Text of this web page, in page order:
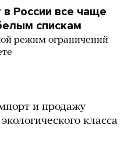
России все чаще
спискам
режим ограничений
и продажу
класса